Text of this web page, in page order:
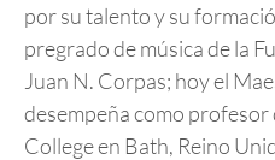
por su talento y su
pregrado de música de la
Juan N. Corpas; hoy el
desempeña como
College en Bath, Reino